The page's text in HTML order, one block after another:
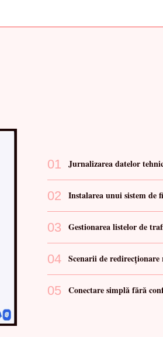
01 Jurnalizarea datelor
02 Instalarea unui sistem de
03 Gestionarea listelor de
04 Scenarii de redirecționare
05 Conectare simplă fără